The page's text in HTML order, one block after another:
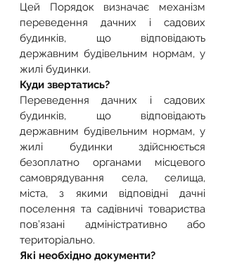
Цей Порядок визначає механізм
переведення дачних і садових
будинків, що відповідають
державним будівельним нормам, у
жилі будинки.
Куди звертатись?
Переведення дачних і садових
будинків, що відповідають
державним будівельним нормам, у
жилі будинки здійснюється
безоплатно органами місцевого
самоврядування села, селища,
міста, з якими відповідні дачні
поселення та садівничі товариства
пов’язані адміністративно або
територіально.
Які необхідно документи?